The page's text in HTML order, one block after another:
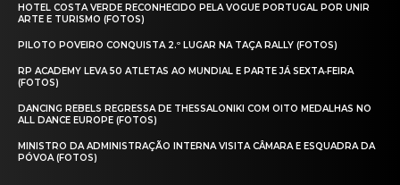
HOTEL COSTA VERDE RECONHECIDO PELA VOGUE PORTUGAL POR UNIR
ARTE E TURISMO (FOTOS)
PILOTO POVEIRO CONQUISTA 2.º LUGAR NA TAÇA RALLY (FOTOS)
RP ACADEMY LEVA 50 ATLETAS AO MUNDIAL E PARTE JÁ SEXTA‑FEIRA
(FOTOS)
DANCING REBELS REGRESSA DE THESSALONIKI COM OITO MEDALHAS NO
ALL DANCE EUROPE (FOTOS)
MINISTRO DA ADMINISTRAÇÃO INTERNA VISITA CÂMARA E ESQUADRA DA
PÓVOA (FOTOS)